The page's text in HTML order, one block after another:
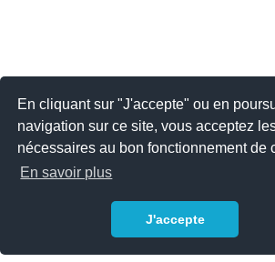
En cliquant sur "J'accepte" ou en
navigation sur ce site, vous acceptez
nécessaires au bon fonctionnement de
En savoir plus
J'accepte
2026 © JSYS |